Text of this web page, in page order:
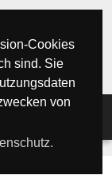
Cookies
sind. Sie
von